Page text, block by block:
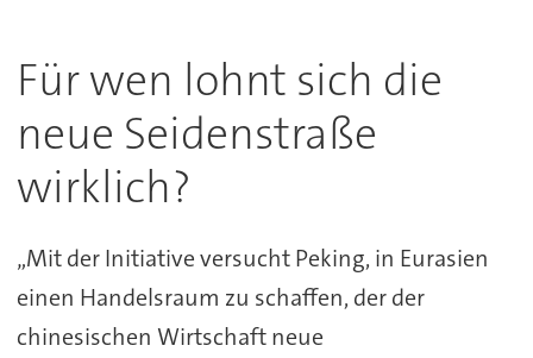
Für wen lohnt sich die
neue Seidenstraße
wirklich?
„Mit der Initiative versucht Peking, in Eurasien
einen Handelsraum zu schaffen, der der
chinesischen Wirtschaft neue